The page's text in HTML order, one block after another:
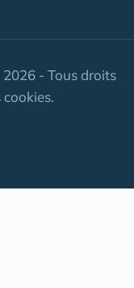
- Tous droits
cookies.